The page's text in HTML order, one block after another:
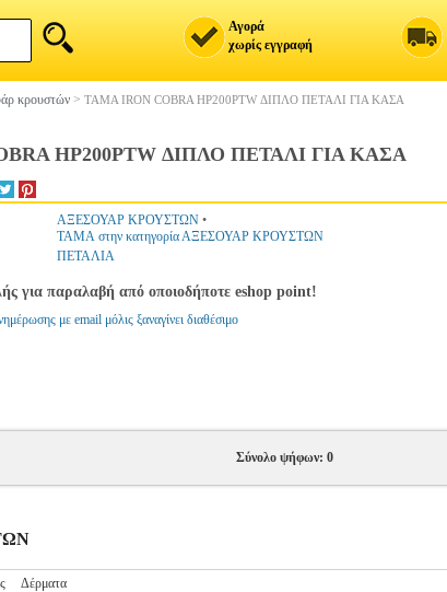
Αγορά
χωρίς εγγραφή
κρουστών > ΤΑΜΑ IRON COBRA HP200PTW ΔΙΠΛΟ ΠΕΤΑΛΙ ΓΙΑ ΚΑΣΑ
HP200PTW ΔΙΠΛΟ ΠΕΤΑΛΙ ΓΙΑ ΚΑΣΑ
ΑΞΕΣΟΥΑΡ ΚΡΟΥΣΤΩΝ •
TAMA στην κατηγορία ΑΞΕΣΟΥΑΡ ΚΡΟΥΣΤΩΝ
ΠΕΤΑΛΙΑ
για παραλαβή από οποιοδήποτε eshop point!
με email μόλις ξαναγίνει διαθέσιμο
Σύνολο ψήφων: 0
Δέρματα